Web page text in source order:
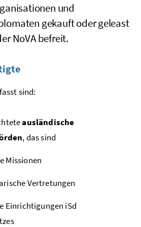
und
gekauft oder geleast
NoVAbefreit.
sind:
ausländische
, das sind
Missionen
Vertretungen
Einrichtigungen iSd